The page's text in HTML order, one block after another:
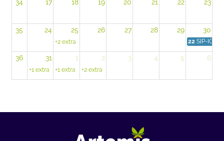
34 17 18 19 20 21 22 23
35 24 25 26 27 28 29 30
+2 extra 22 SIP-IOBC
36 31 1 2 3 4 5 6
+1 extra +1 extra +2 extra